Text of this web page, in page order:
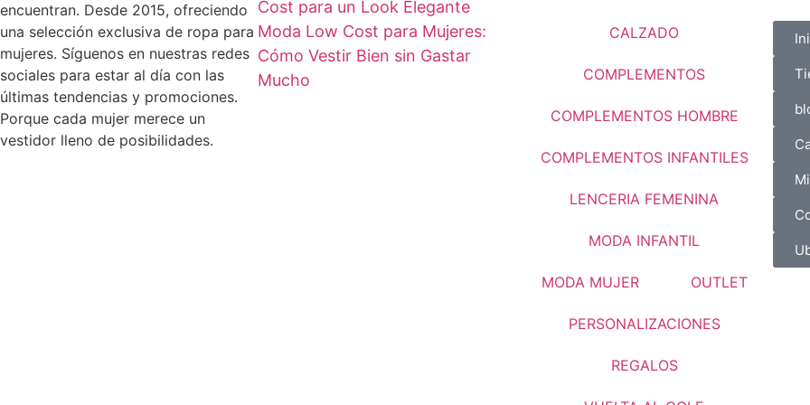
encuentran. Desde 2015, ofreciendo
una selección exclusiva de ropa para
mujeres. Síguenos en nuestras redes
sociales para estar al día con las
últimas tendencias y promociones.
Porque cada mujer merece un
vestidor lleno de posibilidades.
Cost para un Look Elegante
Moda Low Cost para Mujeres:
Cómo Vestir Bien sin Gastar
Mucho
CALZADO
COMPLEMENTOS
COMPLEMENTOS HOMBRE
COMPLEMENTOS INFANTILES
LENCERIA FEMENINA
MODA INFANTIL
MODA MUJER OUTLET
PERSONALIZACIONES
REGALOS